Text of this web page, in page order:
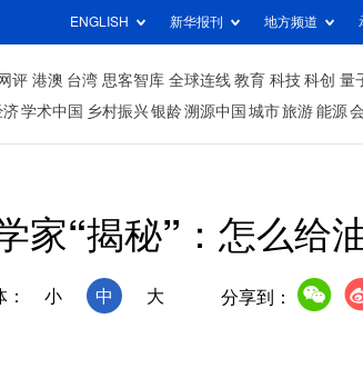
ENGLISH 新华报刊 地方频道
网评 港澳 台湾 思客智库 全球连线 教育 科技 科创 量
济学术中国 乡村振兴银龄溯源中国 城市旅游 能源
家“揭秘”：怎么给
： 小 中 大 分享到：